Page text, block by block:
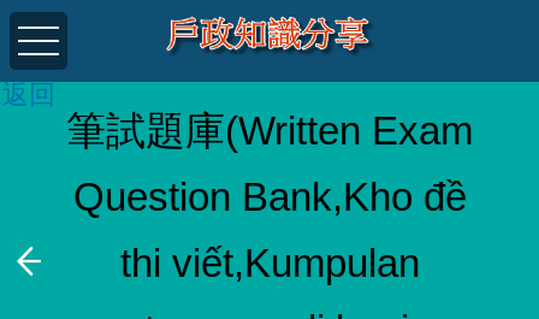
筆試題庫(Written Exam
Question Bank,Kho đề
thi viết,Kumpulan
返回